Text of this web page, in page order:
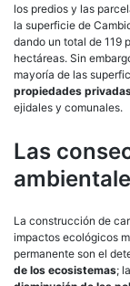
los predios y las
la superficie de
dando un total de 119
hectáreas. Sin
mayoría de las
propiedades
ejidales y comunales.
Las
La construcción de
impactos ecológicos
permanente son el
de los ecosistemas; la